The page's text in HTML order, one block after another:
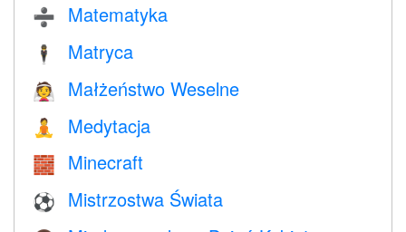
➗ Matematyka
🕴️ Matryca
👰 Małżeństwo Weselne
🧘 Medytacja
🧱 Minecraft
⚽ Mistrzostwa Świata